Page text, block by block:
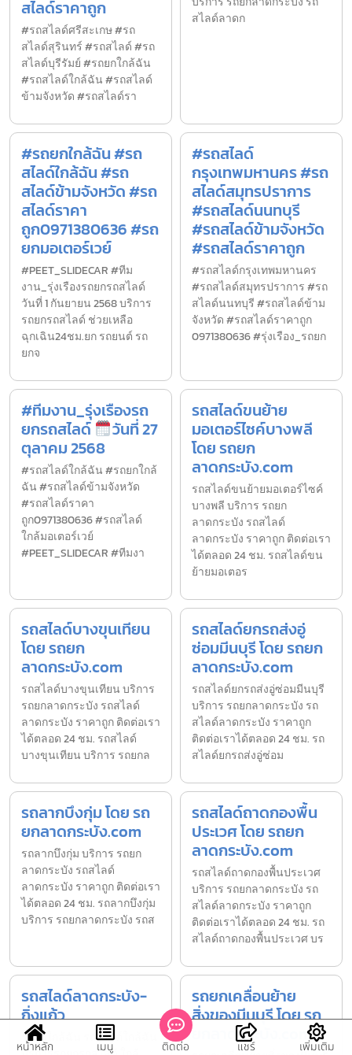
สไลด์ราคาถูก
#รถสไลด์ศรีสะเกษ #รถ
สไลด์สุรินทร์ #รถสไลด์ #รถ
สไลด์บุรีรัมย์ #รถยกใกล้ฉัน
#รถสไลด์ใกล้ฉัน #รถสไลด์
ข้ามจังหวัด #รถสไลด์รา
สไลด์ลาดก
#รถยกใกล้ฉัน #รถ
สไลด์ใกล้ฉัน #รถ
สไลด์ข้ามจังหวัด #รถ
สไลด์ราคา
ถูก0971380636 #รถ
ยกมอเตอร์เวย์
#PEET_SLIDECAR #ทีม
งาน_รุ่งเรืองรถยกรถสไลด์
วันที่ 1 กันยายน 2568 บริการ
รถยกรถสไลด์ ช่วยเหลือ
ฉุกเฉิน24ชม.ยก รถยนต์ รถ
ยกจ
#รถสไลด์
กรุงเทพมหานคร #รถ
สไลด์สมุทรปราการ
#รถสไลด์นนทบุรี
#รถสไลด์ข้ามจังหวัด
#รถสไลด์ราคาถูก
#รถสไลด์กรุงเทพมหานคร
#รถสไลด์สมุทรปราการ #รถ
สไลด์นนทบุรี #รถสไลด์ข้าม
จังหวัด #รถสไลด์ราคาถูก
0971380636 #รุ่งเรือง_รถยก
#ทีมงาน_รุ่งเรืองรถ
ยกรถสไลด์
วันที่ 27
ตุลาคม 2568
#รถสไลด์ใกล้ฉัน #รถยกใกล้
ฉัน #รถสไลด์ข้ามจังหวัด
#รถสไลด์ราคา
ถูก0971380636 #รถสไลด์
ใกล้มอเตอร์เวย์
#PEET_SLIDECAR #ทีมงา
รถสไลด์ขนย้าย
มอเตอร์ไซค์บางพลี
โดย รถยก
ลาดกระบัง.com
รถสไลด์ขนย้ายมอเตอร์ไซค์
บางพลี บริการ รถยก
ลาดกระบัง รถสไลด์
ลาดกระบัง ราคาถูก ติดต่อเรา
ได้ตลอด 24 ชม. รถสไลด์ขน
ย้ายมอเตอร
รถสไลด์บางขุนเทียน
โดย รถยก
ลาดกระบัง.com
รถสไลด์บางขุนเทียน บริการ
รถยกลาดกระบัง รถสไลด์
ลาดกระบัง ราคาถูก ติดต่อเรา
ได้ตลอด 24 ชม. รถสไลด์
บางขุนเทียน บริการ รถยกล
รถสไลด์ยกรถส่งอู่
ซ่อมมีนบุรี โดย รถยก
ลาดกระบัง.com
รถสไลด์ยกรถส่งอู่ซ่อมมีนบุรี
บริการ รถยกลาดกระบัง รถ
สไลด์ลาดกระบัง ราคาถูก
ติดต่อเราได้ตลอด 24 ชม. รถ
สไลด์ยกรถส่งอู่ซ่อม
รถลากบึงกุ่ม โดย รถ
ยกลาดกระบัง.com
รถลากบึงกุ่ม บริการ รถยก
ลาดกระบัง รถสไลด์
ลาดกระบัง ราคาถูก ติดต่อเรา
ได้ตลอด 24 ชม. รถลากบึงกุ่ม
บริการ รถยกลาดกระบัง รถส
รถสไลด์ถาดกองพื้น
ประเวศ โดย รถยก
ลาดกระบัง.com
รถสไลด์ถาดกองพื้นประเวศ
บริการ รถยกลาดกระบัง รถ
สไลด์ลาดกระบัง ราคาถูก
ติดต่อเราได้ตลอด 24 ชม. รถ
สไลด์ถาดกองพื้นประเวศ บร
รถสไลด์ลาดกระบัง-
กิ่งแก้ว
รถยกใกล้ฉัน รถสไลด์ใกล้ฉัน
รถยกเคลื่อนย้าย
สิ่งของมีนบุรี โดย รถ
ยกลาดกระบัง.com
หน้าหลัก เมนู ติดต่อ แชร์ เพิ่มเติม